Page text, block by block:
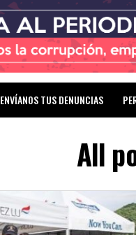
ENVÍANOS TUS DENUNCIAS
All